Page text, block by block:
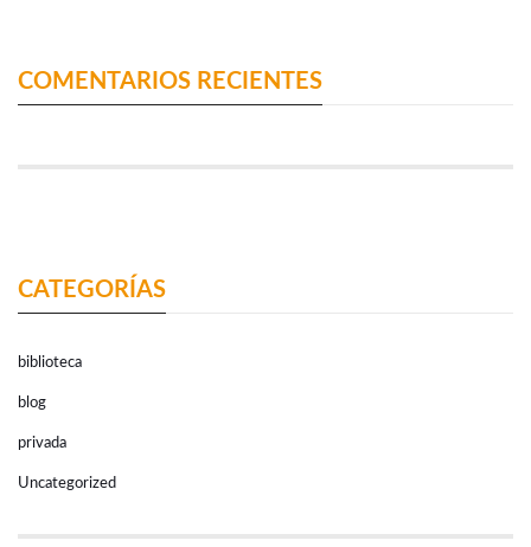
COMENTARIOS RECIENTES
CATEGORÍAS
biblioteca
blog
privada
Uncategorized